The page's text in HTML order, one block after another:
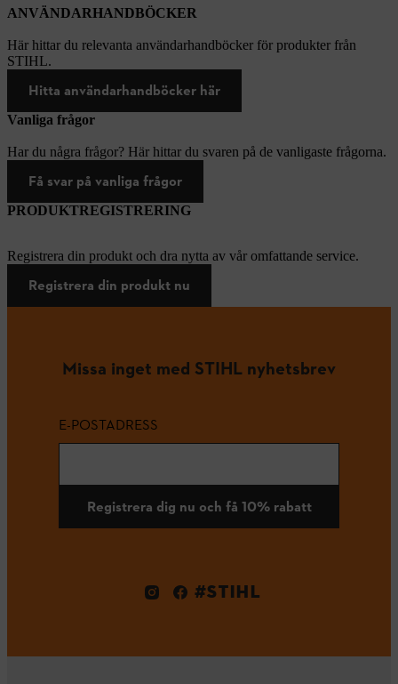
ANVÄNDARHANDBÖCKER
Här hittar du relevanta användarhandböcker för produkter från
STIHL.
Hitta användarhandböcker här
Vanliga frågor
Har du några frågor? Här hittar du svaren på de vanligaste frågorna.
Få svar på vanliga frågor
PRODUKTREGISTRERING
Registrera din produkt och dra nytta av vår omfattande service.
Registrera din produkt nu
Missa inget med STIHL nyhetsbrev
E-POSTADRESS
Registrera dig nu och få 10% rabatt
#STIHL